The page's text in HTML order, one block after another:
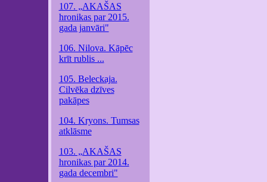
107. „AKAŠAS
hronikas par 2015.
gada janvāri"
106. Nilova. Kāpēc
krīt rublis ...
105. Beleckaja.
Cilvēka dzīves
pakāpes
104. Kryons. Tumsas
atklāsme
103. „AKAŠAS
hronikas par 2014.
gada decembri"